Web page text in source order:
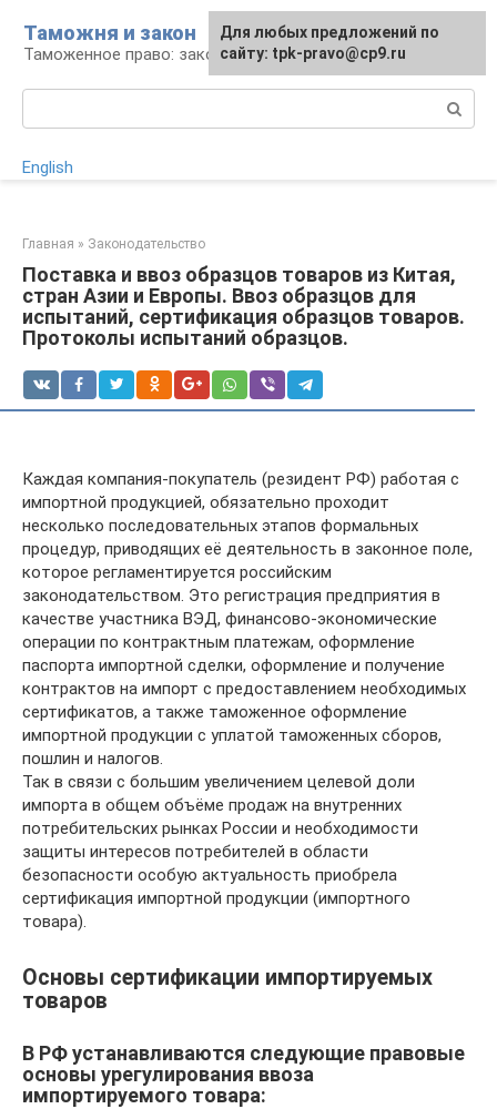
контенту
Таможня и закон
Таможенное право: законы и их применение
English
Главная » Законодательство
Поставка и ввоз образцов товаров из Китая,
стран Азии и Европы. Ввоз образцов для
испытаний, сертификация образцов товаров.
Протоколы испытаний образцов.
Каждая компания-покупатель (резидент РФ) работая с
импортной продукцией, обязательно проходит
несколько последовательных этапов формальных
процедур, приводящих её деятельность в законное поле,
которое регламентируется российским
законодательством. Это регистрация предприятия в
качестве участника ВЭД, финансово-экономические
операции по контрактным платежам, оформление
паспорта импортной сделки, оформление и получение
контрактов на импорт с предоставлением необходимых
сертификатов, а также таможенное оформление
импортной продукции с уплатой таможенных сборов,
пошлин и налогов.
Так в связи с большим увеличением целевой доли
импорта в общем объёме продаж на внутренних
потребительских рынках России и необходимости
защиты интересов потребителей в области
безопасности особую актуальность приобрела
сертификация импортной продукции (импортного
товара).
Основы сертификации импортируемых
товаров
В РФ устанавливаются следующие правовые
основы урегулирования ввоза
импортируемого товара:
Для любых предложений по
сайту: [email protected]
Для любых предложений по
сайту: tpk-pravo@cp9.ru